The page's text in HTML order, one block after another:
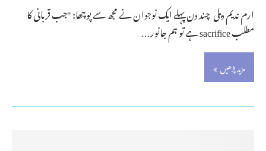
ارم ندیم دہلی چند دن پہلے ایک نوجوان نے مجھ سے پوچھا: "جب قربانی کا
مطلب sacrifice ہے تو ہم جانور…
مزید پڑھیں